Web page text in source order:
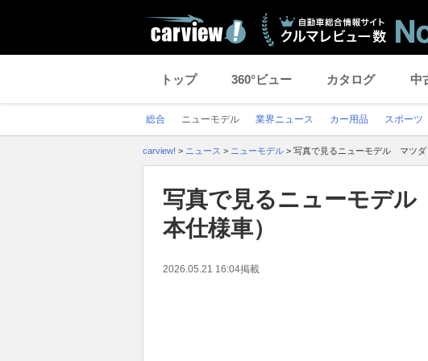
トップ 360°ビュー カタログ 中
総合 ニューモデル 業界ニュース カー用品 スポーツ
carview! > ニュース > ニューモデル > 写真で見るニューモデル マツダ
写真で見るニューモデ
本仕様車）
2026.05.21 16:04掲載